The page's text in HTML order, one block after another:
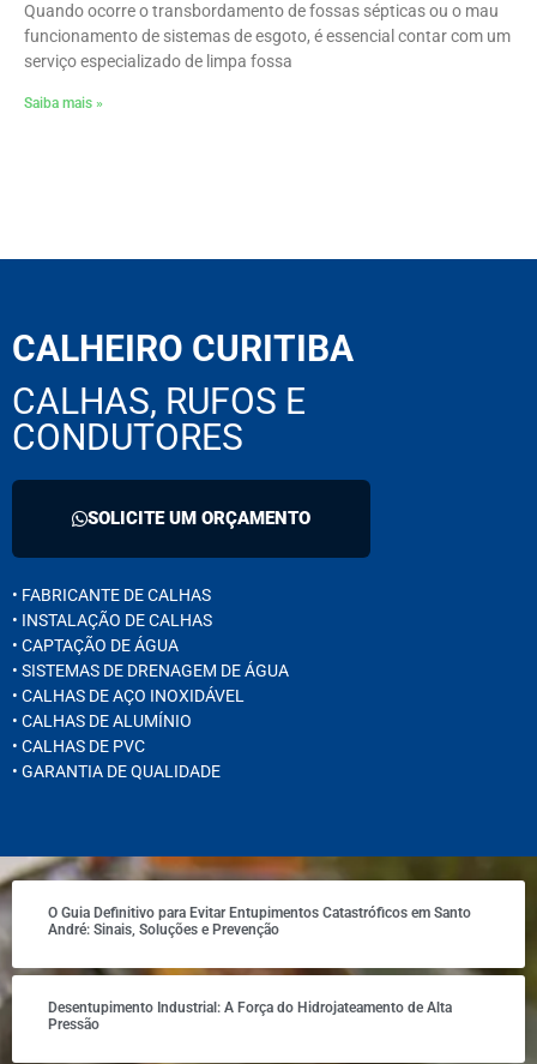
Quando ocorre o transbordamento de fossas sépticas ou o mau
funcionamento de sistemas de esgoto, é essencial contar com um
serviço especializado de limpa fossa
Saiba mais »
CALHEIRO CURITIBA
CALHAS, RUFOS E
CONDUTORES
SOLICITE UM ORÇAMENTO
• FABRICANTE DE CALHAS
• INSTALAÇÃO DE CALHAS
• CAPTAÇÃO DE ÁGUA
• SISTEMAS DE DRENAGEM DE ÁGUA
• CALHAS DE AÇO INOXIDÁVEL
• CALHAS DE ALUMÍNIO
• CALHAS DE PVC
• GARANTIA DE QUALIDADE
O Guia Definitivo para Evitar Entupimentos Catastróficos em Santo
André: Sinais, Soluções e Prevenção
Desentupimento Industrial: A Força do Hidrojateamento de Alta
Pressão